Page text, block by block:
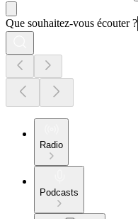
Que souhaitez-vous écouter ?
Radio
Podcasts